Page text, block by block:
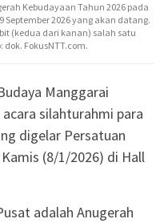
Kebudayaan Tahun 2026 pada
September 2026 yang akan datang.
(kedua dari kanan) salah satu
FokusNTT.com.
Manggarai
silahturahmi para
digelar Persatuan
(8/1/2026) di Hall
adalah Anugerah